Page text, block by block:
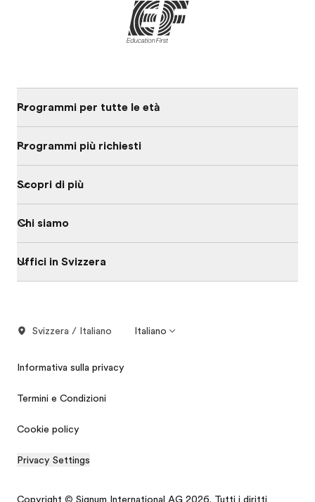
Programmi per tutte le età
Programmi più richiesti
Scopri di più
Chi siamo
Uffici in Svizzera
Svizzera / Italiano Italiano
Informativa sulla privacy
Termini e Condizioni
Cookie policy
Privacy Settings
Copyright © Signum International AG 2026. Tutti i diritti